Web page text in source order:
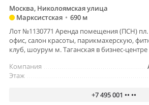
Москва, Николоямская улица
Марксистская • 690 м
Лот №1130771 Аренда помещения (ПСН) пл.
офис, салон красоты, парикмахерскую,
клуб, шоурум м. Таганская в бизнес-центре
Компания
Этаж
+7 495 001 •• ••